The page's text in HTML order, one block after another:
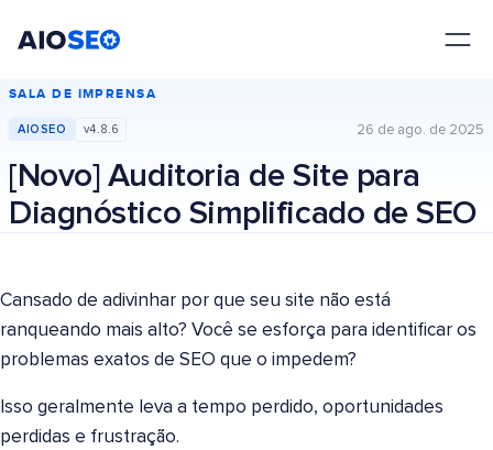
SALA DE IMPRENSA
AIOSEO v4.8.6 26 de ago. de 2025
[Novo] Auditoria de Site para
Diagnóstico Simplificado de SEO
Cansado de adivinhar por que seu site não está
ranqueando mais alto? Você se esforça para identificar os
problemas exatos de SEO que o impedem?
Isso geralmente leva a tempo perdido, oportunidades
perdidas e frustração.